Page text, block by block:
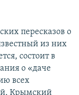
пересказов о
из них
состоит в
о «даче
всех
Крымский